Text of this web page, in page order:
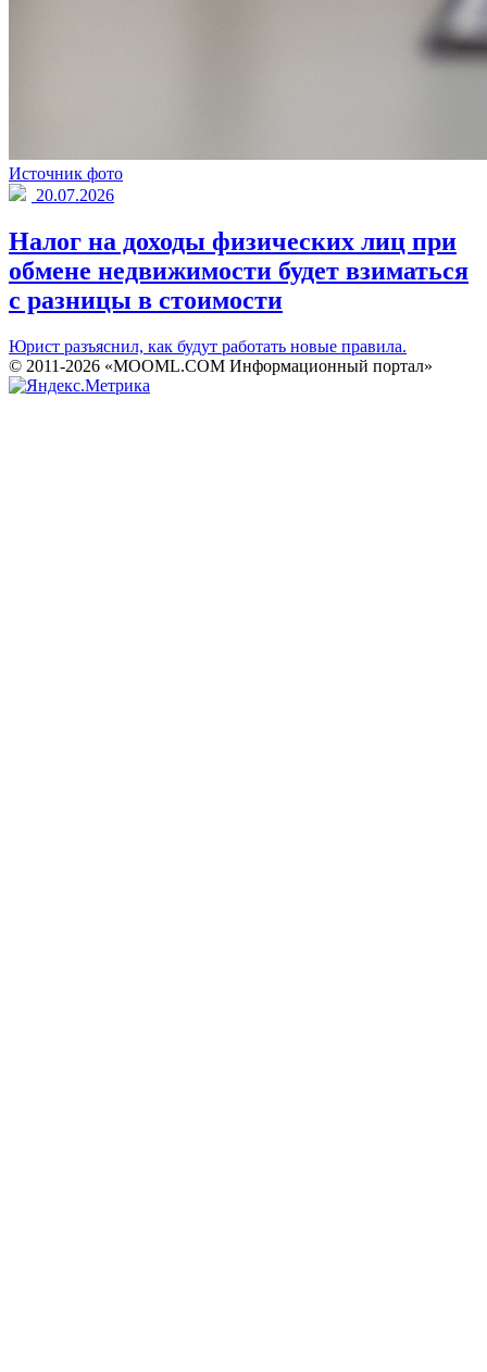
Источник фото
20.07.2026
Налог на доходы физических лиц при
обмене недвижимости будет взиматься
с разницы в стоимости
Юрист разъяснил, как будут работать новые правила.
© 2011-2026 «MOOML.COM Информационный портал»